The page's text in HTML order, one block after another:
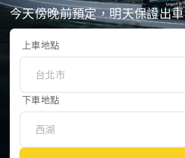
今天傍晚前預定，明天保證出車
上車地點
下車地點